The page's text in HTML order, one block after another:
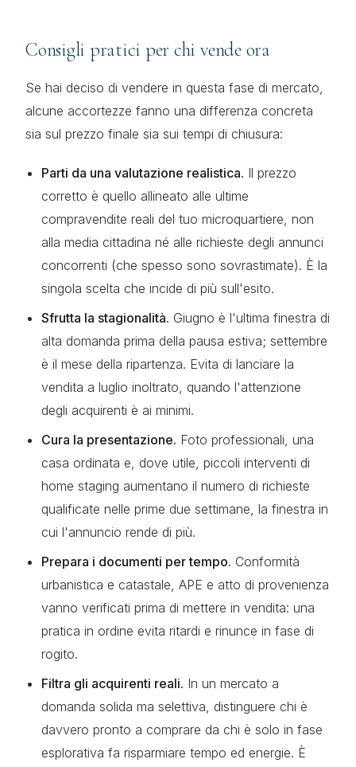
Consigli pratici per chi vende ora
Se hai deciso di vendere in questa fase di mercato,
alcune accortezze fanno una differenza concreta
sia sul prezzo finale sia sui tempi di chiusura:
Parti da una valutazione realistica. Il prezzo
corretto è quello allineato alle ultime
compravendite reali del tuo microquartiere, non
alla media cittadina né alle richieste degli annunci
concorrenti (che spesso sono sovrastimate). È la
singola scelta che incide di più sull'esito.
Sfrutta la stagionalità. Giugno è l'ultima finestra di
alta domanda prima della pausa estiva; settembre
è il mese della ripartenza. Evita di lanciare la
vendita a luglio inoltrato, quando l'attenzione
degli acquirenti è ai minimi.
Cura la presentazione. Foto professionali, una
casa ordinata e, dove utile, piccoli interventi di
home staging aumentano il numero di richieste
qualificate nelle prime due settimane, la finestra in
cui l'annuncio rende di più.
Prepara i documenti per tempo. Conformità
urbanistica e catastale, APE e atto di provenienza
vanno verificati prima di mettere in vendita: una
pratica in ordine evita ritardi e rinunce in fase di
rogito.
Filtra gli acquirenti reali. In un mercato a
domanda solida ma selettiva, distinguere chi è
davvero pronto a comprare da chi è solo in fase
esplorativa fa risparmiare tempo ed energie. È